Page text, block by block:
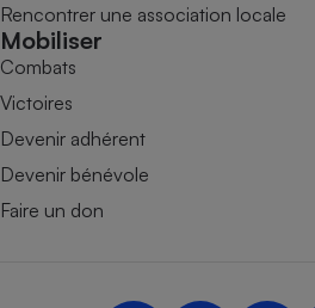
Rencontrer une association locale
Mobiliser
Combats
Victoires
Devenir adhérent
Devenir bénévole
Faire un don